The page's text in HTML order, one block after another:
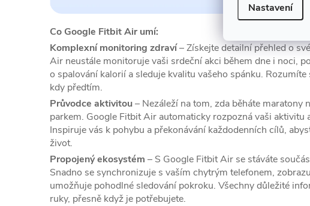
Nastavení
Co Google Fitbit Air umí:
Komplexní monitoring zdraví– Získejte detailní přehled o
Air neustále monitoruje vaši srdeční akci během dne i noci,
o spalování kalorií a sleduje kvalitu vašeho spánku. Rozumíte
kdy předtím.
Průvodce aktivitou– Nezáleží na tom, zda běháte maratony
parkem. Google Fitbit Air automaticky rozpozná vaši aktivitu
Inspiruje vás k pohybu a překonávání každodenních cílů,
život.
Propojený ekosystém – S Google Fitbit Air se stáváte
Snadno se synchronizuje s vaším chytrým telefonem,
umožňuje pohodlné sledování pokroku. Všechny důležité
ruky, přesně když je potřebujete.